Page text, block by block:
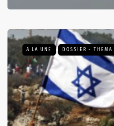
A LA UNE DOSSIER - THEMA